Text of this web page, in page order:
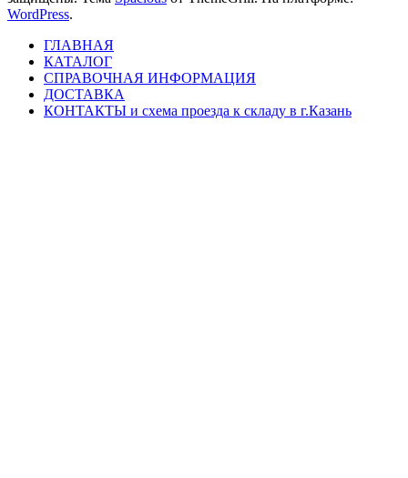
WordPress.
ГЛАВНАЯ
КАТАЛОГ
СПРАВОЧНАЯ ИНФОРМАЦИЯ
ДОСТАВКА
КОНТАКТЫ и схема проезда к складу в г.Казань